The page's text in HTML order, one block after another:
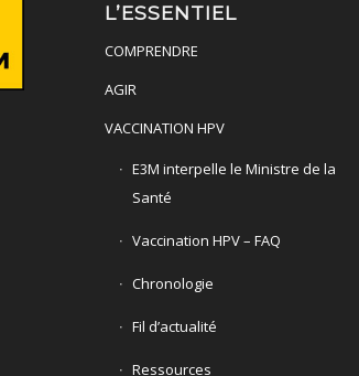
L’ESSENTIEL
COMPRENDRE
AGIR
VACCINATION HPV
E3M interpelle le Ministre de la
Santé
Vaccination HPV – FAQ
Chronologie
Fil d’actualité
Ressources